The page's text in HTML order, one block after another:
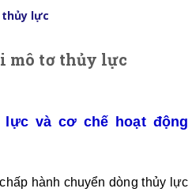
thủy lực
mô tơ thủy lực
lực và cơ chế hoạt động
hành chuyển dòng thủy lực